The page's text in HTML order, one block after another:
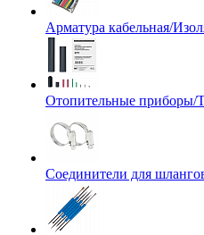
Арматура кабельная/
Отопительные приборы/
Соединители для